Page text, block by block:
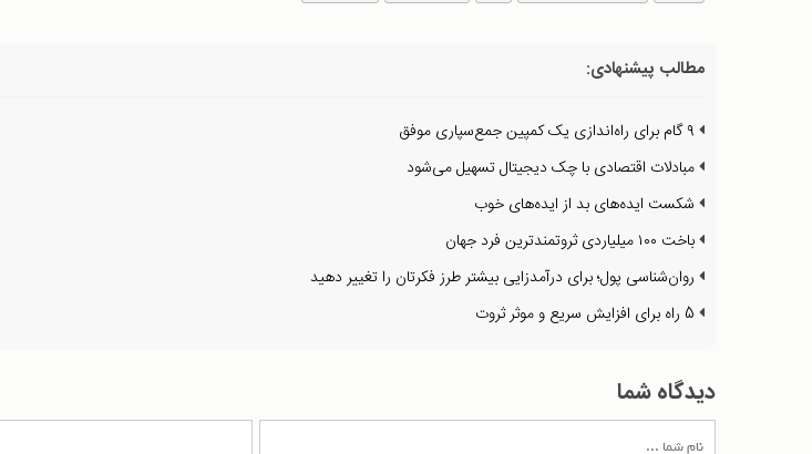
مطالب پیشنهادی:
۹ گام برای راه‌اندازی یک کمپین جمع‌سپاری موفق
مبادلات اقتصادی با چک دیجیتال تسهیل می‌شود
شکست ایده‌های بد از ایده‌های خوب
باخت ۱۰۰ میلیاردی ثروتمند‌ترین فرد جهان
روان‌شناسی پول؛ برای درآمدزایی بیشتر طرز فکرتان را تغییر دهید
5 راه برای افزایش سريع و موثر ثروت
دیدگاه شما